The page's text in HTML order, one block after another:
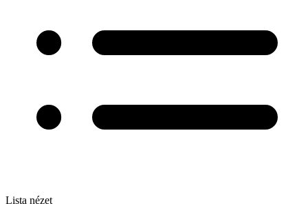
Lista nézet